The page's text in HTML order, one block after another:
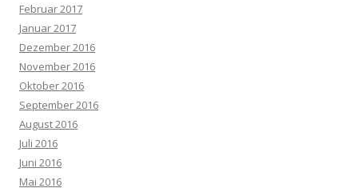
Februar 2017
Januar 2017
Dezember 2016
November 2016
Oktober 2016
September 2016
August 2016
Juli 2016
Juni 2016
Mai 2016